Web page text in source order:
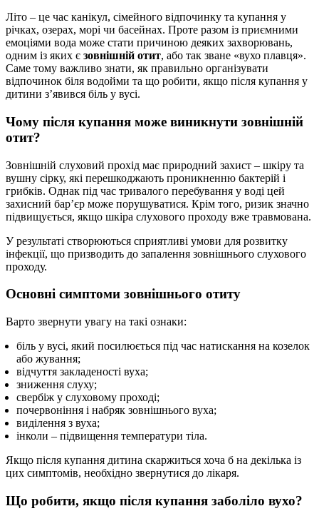
Літо – це час канікул, сімейного відпочинку та купання у
річках, озерах, морі чи басейнах. Проте разом із приємними
емоціями вода може стати причиною деяких захворювань,
одним із яких є зовнішній отит, або так зване «вухо плавця».
Саме тому важливо знати, як правильно організувати
відпочинок біля водойми та що робити, якщо після купання у
дитини з’явився біль у вусі.
Чому після купання може виникнути зовнішній
отит?
Зовнішній слуховий прохід має природний захист – шкіру та
вушну сірку, які перешкоджають проникненню бактерій і
грибків. Однак під час тривалого перебування у воді цей
захисний бар’єр може порушуватися. Крім того, ризик значно
підвищується, якщо шкіра слухового проходу вже травмована.
У результаті створюються сприятливі умови для розвитку
інфекції, що призводить до запалення зовнішнього слухового
проходу.
Основні симптоми зовнішнього отиту
Варто звернути увагу на такі ознаки:
біль у вусі, який посилюється під час натискання на козелок
або жування;
відчуття закладеності вуха;
зниження слуху;
свербіж у слуховому проході;
почервоніння і набряк зовнішнього вуха;
виділення з вуха;
інколи – підвищення температури тіла.
Якщо після купання дитина скаржиться хоча б на декілька із
цих симптомів, необхідно звернутися до лікаря.
Що робити, якщо після купання заболіло вухо?